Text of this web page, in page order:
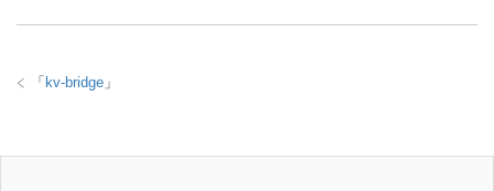
tt
ail c
o
e
「 kv-bridge 」